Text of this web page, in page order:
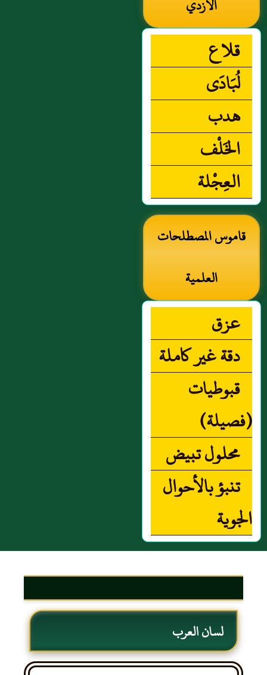
الأزدي
قلاع
لُبَادَى
هدب
الخَلْف
العِجْلة
قاموس المصطلحات
العلمية
عزق
دقة غير كاملة
قبوطيات
(فصيلة)
محلول تبيض
تنبؤ بالأحوال
الجوية
لسان العرب